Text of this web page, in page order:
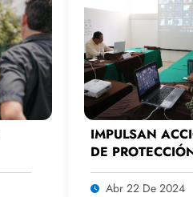
IMPULSAN
DE
Abr 22 De 2024